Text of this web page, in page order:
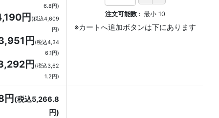
6.8円)
円 (税込4,609
円)
円 (税込4,34
6.1円)
円 (税込3,62
1.2円)
注文可能数 最小 10
円 (税込5,266.8
円)